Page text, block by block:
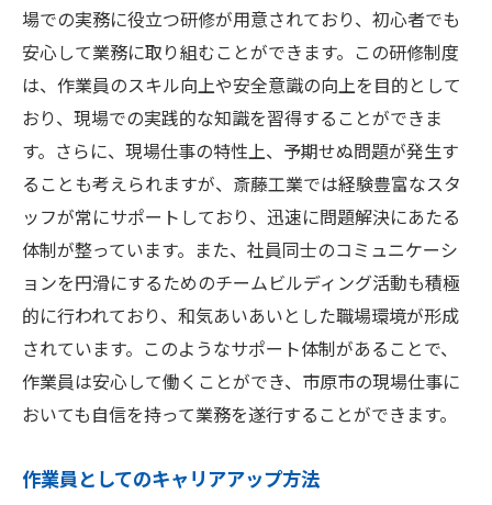
場での実務に役立つ研修が用意されており、初心者でも
安心して業務に取り組むことができます。この研修制度
は、作業員のスキル向上や安全意識の向上を目的として
おり、現場での実践的な知識を習得することができま
す。さらに、現場仕事の特性上、予期せぬ問題が発生す
ることも考えられますが、斎藤工業では経験豊富なスタ
ッフが常にサポートしており、迅速に問題解決にあたる
体制が整っています。また、社員同士のコミュニケーシ
ョンを円滑にするためのチームビルディング活動も積極
的に行われており、和気あいあいとした職場環境が形成
されています。このようなサポート体制があることで、
作業員は安心して働くことができ、市原市の現場仕事に
おいても自信を持って業務を遂行することができます。
作業員としてのキャリアアップ方法